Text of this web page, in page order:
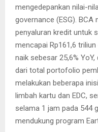
mengedepankan nilai-
governance (ESG).
penyaluran kredit untuk
mencapai Rp161,6
naik sebesar 25,6%
dari total portofolio
melakukan beberapa
limbah kartu dan EDC,
selama 1 jam pada 544
mendukung program